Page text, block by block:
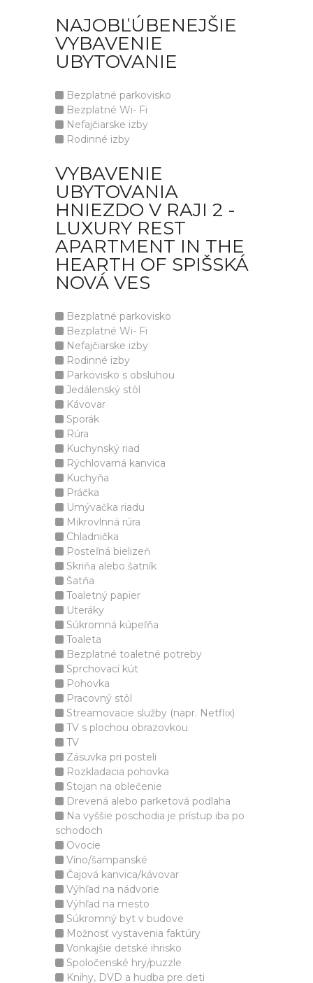
NAJOBĽÚBENEJŠIE
VYBAVENIE
UBYTOVANIE
Bezplatné parkovisko
Bezplatné Wi- Fi
Nefajčiarske izby
Rodinné izby
VYBAVENIE
UBYTOVANIA
HNIEZDO V RAJI 2 -
LUXURY REST
APARTMENT IN THE
HEARTH OF SPIŠSKÁ
NOVÁ VES
Bezplatné parkovisko
Bezplatné Wi- Fi
Nefajčiarske izby
Rodinné izby
Parkovisko s obsluhou
Jedálenský stôl
Kávovar
Sporák
Rúra
Kuchynský riad
Rýchlovarná kanvica
Kuchyňa
Práčka
Umývačka riadu
Mikrovlnná rúra
Chladnička
Posteľná bielizeň
Skriňa alebo šatník
Šatňa
Toaletný papier
Uteráky
Súkromná kúpeľňa
Toaleta
Bezplatné toaletné potreby
Sprchovací kút
Pohovka
Pracovný stôl
Streamovacie služby (napr. Netflix)
TV s plochou obrazovkou
TV
Zásuvka pri posteli
Rozkladacia pohovka
Stojan na oblečenie
Drevená alebo parketová podlaha
Na vyššie poschodia je prístup iba po
schodoch
Ovocie
Víno/šampanské
Čajová kanvica/kávovar
Výhľad na nádvorie
Výhľad na mesto
Súkromný byt v budove
Možnosť vystavenia faktúry
Vonkajšie detské ihrisko
Spoločenské hry/puzzle
Knihy, DVD a hudba pre deti